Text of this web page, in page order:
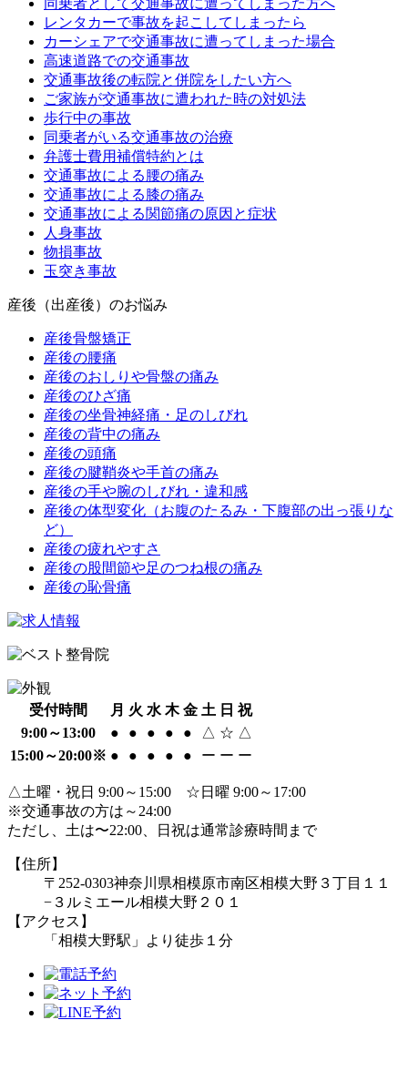
レンタカーで事故を起こしてしまったら
カーシェアで交通事故に遭ってしまった場合
高速道路での交通事故
交通事故後の転院と併院をしたい方へ
ご家族が交通事故に遭われた時の対処法
歩行中の事故
同乗者がいる交通事故の治療
弁護士費用補償特約とは
交通事故による腰の痛み
交通事故による膝の痛み
交通事故による関節痛の原因と症状
人身事故
物損事故
玉突き事故
産後（出産後）のお悩み
産後骨盤矯正
産後の腰痛
産後のおしりや骨盤の痛み
産後のひざ痛
産後の坐骨神経痛・足のしびれ
産後の背中の痛み
産後の頭痛
産後の腱鞘炎や手首の痛み
産後の手や腕のしびれ・違和感
産後の体型変化（お腹のたるみ・下腹部の出っ張りな
ど）
産後の疲れやすさ
産後の股間節や足のつね根の痛み
産後の恥骨痛
受付時間 月 火 水 木 金 土 日 祝
9:00～13:00
● ● ● ● ● △ ☆ △
15:00～20:00※ ● ● ● ● ● ー ー ー
△土曜・祝日 9:00～15:00 ☆日曜 9:00～17:00
※交通事故の方は～24:00
ただし、土は〜22:00、日祝は通常診療時間まで
【住所】
〒252-0303神奈川県相模原市南区相模大野３丁目１１
−３ ルミエール相模大野２０１
【アクセス】
「相模大野駅」より徒歩１分